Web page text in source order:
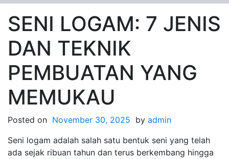
SENI LOGAM: 7 JENIS
DAN TEKNIK
PEMBUATAN YANG
MEMUKAU
Posted on November 30, 2025 by admin
Seni logam adalah salah satu bentuk seni yang telah
ada sejak ribuan tahun dan terus berkembang hingga